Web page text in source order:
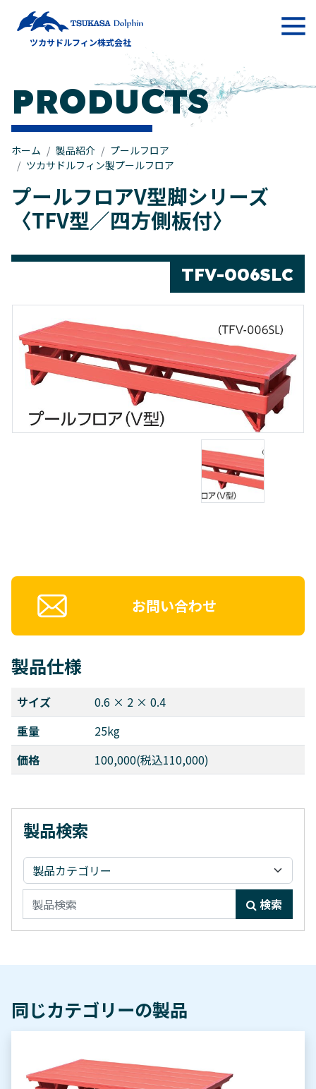
メインナビゲーション
ツカサドルフィン株式会社
PRODUCTS
ホーム 製品紹介
プールフロア
ツカサドルフィン製プールフロア
プールフロアV型脚シリーズ
〈TFV型／四方側板付〉
TFV-006SLC
お問い合わせ
製品仕様
サイズ
0.6 × 2 × 0.4
重量
25kg
価格
100,000(税込110,000)
製品検索
検索:
検索
同じカテゴリーの製品